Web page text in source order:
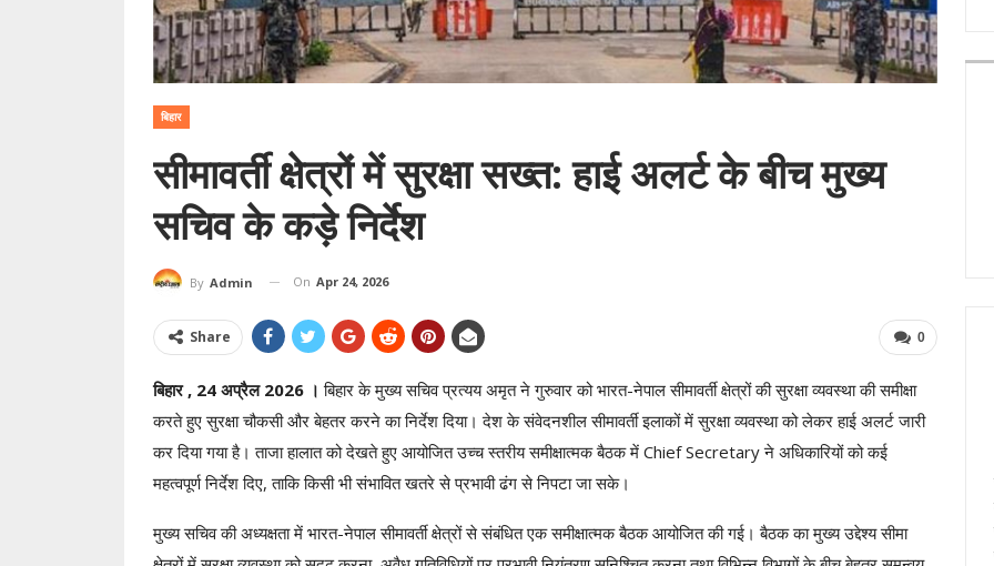
बिहार
सीमावर्ती क्षेत्रों में सुरक्षा सख्त: हाई अलर्ट के बीच मुख्य
सचिव के कड़े निर्देश
By Admin On Apr 24, 2026
0
Share
बिहार , 24 अप्रैल 2026 । बिहार के मुख्य सचिव प्रत्यय अमृत ने गुरुवार को भारत-नेपाल सीमावर्ती क्षेत्रों की सुरक्षा व्यवस्था की समीक्षा
करते हुए सुरक्षा चौकसी और बेहतर करने का निर्देश दिया। देश के संवेदनशील सीमावर्ती इलाकों में सुरक्षा व्यवस्था को लेकर हाई अलर्ट जारी
कर दिया गया है। ताजा हालात को देखते हुए आयोजित उच्च स्तरीय समीक्षात्मक बैठक में Chief Secretaryने अधिकारियों को कई
महत्वपूर्ण निर्देश दिए, ताकि किसी भी संभावित खतरे से प्रभावी ढंग से निपटा जा सके।
मुख्य सचिव की अध्यक्षता में भारत-नेपाल सीमावर्ती क्षेत्रों से संबंधित एक समीक्षात्मक बैठक आयोजित की गई। बैठक का मुख्य उद्देश्य सीमा